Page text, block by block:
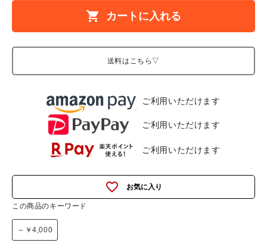
shopping_cart カートに入れる
送料はこちら▽
ご利用いただけます
ご利用いただけます
ご利用いただけます
favorite_outline
この商品のキーワード
～￥4,000